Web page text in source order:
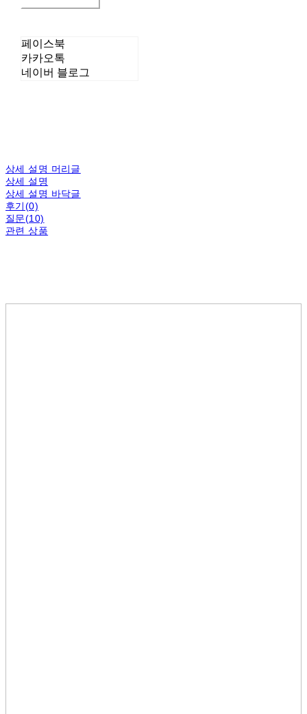
페이스북
카카오톡
네이버 블로그
상세 설명 머리글
상세 설명
상세 설명 바닥글
후기(0)
질문(10)
관련 상품